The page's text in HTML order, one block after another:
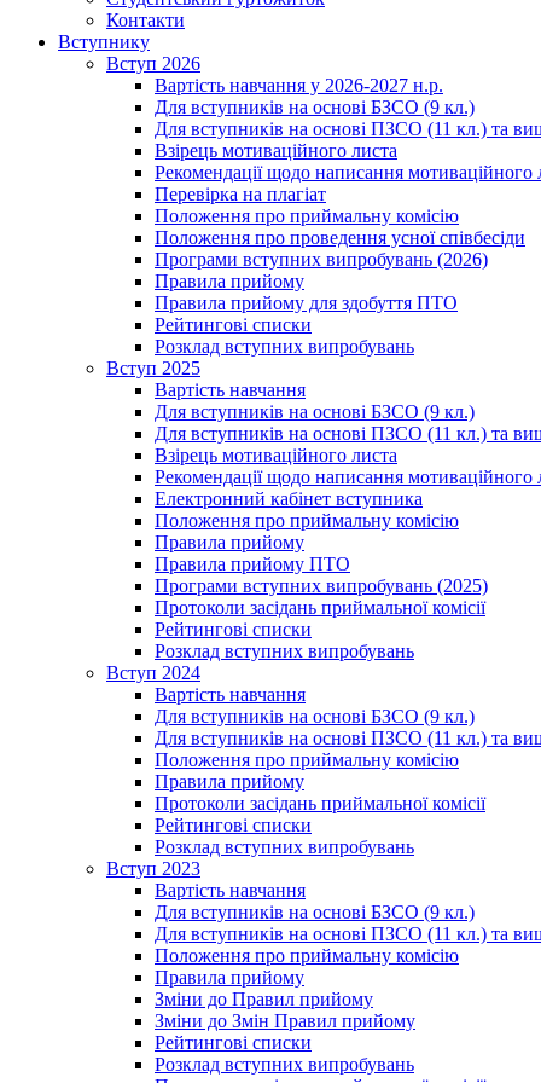
Контакти
Вступнику
Вступ 2026
Вартість навчання у 2026-2027 н.р.
Для вступників на основі БЗСО (9 кл.)
Для вступників на основі ПЗСО (11 кл.) та
Взірець мотиваційного листа
Рекомендації щодо написання мотиваційного
Перевірка на плагіат
Положення про приймальну комісію
Положення про проведення усної співбесіди
Програми вступних випробувань (2026)
Правила прийому
Правила прийому для здобуття ПТО
Рейтингові списки
Розклад вступних випробувань
Вступ 2025
Вартість навчання
Для вступників на основі БЗСО (9 кл.)
Для вступників на основі ПЗСО (11 кл.) та
Взірець мотиваційного листа
Рекомендації щодо написання мотиваційного
Електронний кабінет вступника
Положення про приймальну комісію
Правила прийому
Правила прийому ПТО
Програми вступних випробувань (2025)
Протоколи засідань приймальної комісії
Рейтингові списки
Розклад вступних випробувань
Вступ 2024
Вартість навчання
Для вступників на основі БЗСО (9 кл.)
Для вступників на основі ПЗСО (11 кл.) та
Положення про приймальну комісію
Правила прийому
Протоколи засідань приймальної комісії
Рейтингові списки
Розклад вступних випробувань
Вступ 2023
Вартість навчання
Для вступників на основі БЗСО (9 кл.)
Для вступників на основі ПЗСО (11 кл.) та
Положення про приймальну комісію
Правила прийому
Зміни до Правил прийому
Зміни до Змін Правил прийому
Рейтингові списки
Розклад вступних випробувань